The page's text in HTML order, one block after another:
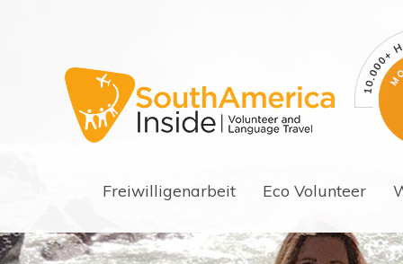
Freiwilligenarbeit Eco Volunteer